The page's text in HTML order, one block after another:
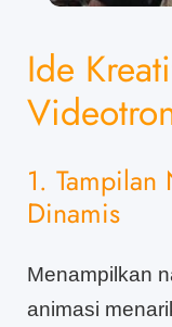
Ide
1. Tampilan
Dinamis
Menampilkan
animasi